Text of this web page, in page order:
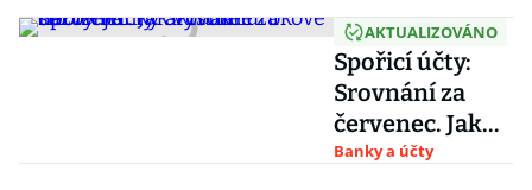
AKTUALIZOVÁNO
Spořicí účty:
Srovnání za
červenec. Jak
vysoké úrokové
Banky a účty